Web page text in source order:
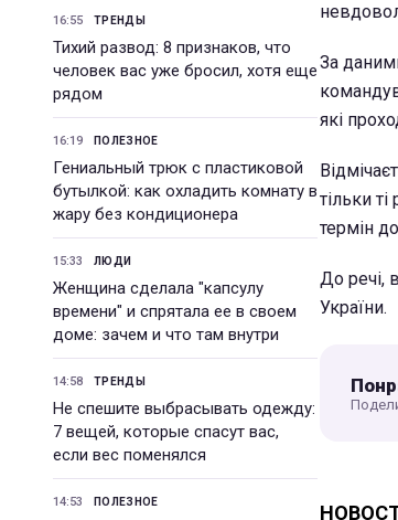
16:55 ТРЕНДЫ
Тихий развод: 8 признаков, что
человек вас уже бросил, хотя еще
рядом
16:19 ПОЛЕЗНОЕ
Гениальный трюк с пластиковой
бутылкой: как охладить комнату в
жару без кондиционера
15:33 ЛЮДИ
Женщина сделала "капсулу
времени" и спрятала ее в своем
доме: зачем и что там внутри
14:58 ТРЕНДЫ
Не спешите выбрасывать одежду:
7 вещей, которые спасут вас,
если вес поменялся
14:53 ПОЛЕЗНОЕ
За
які
тільки
термін
До речі,
України.